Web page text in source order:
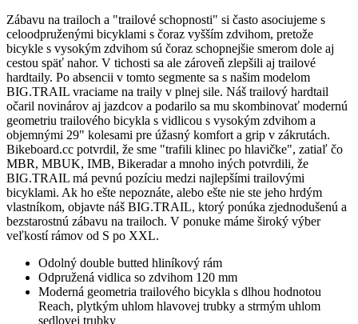
Zábavu na trailoch a "trailové schopnosti" si často asociujeme s
celoodpruženými bicyklami s čoraz vyšším zdvihom, pretože
bicykle s vysokým zdvihom sú čoraz schopnejšie smerom dole aj
cestou späť nahor. V tichosti sa ale zároveň zlepšili aj trailové
hardtaily. Po absencii v tomto segmente sa s našim modelom
BIG.TRAIL vraciame na traily v plnej sile. Náš trailový hardtail
očaril novinárov aj jazdcov a podarilo sa mu skombinovať modernú
geometriu trailového bicykla s vidlicou s vysokým zdvihom a
objemnými 29" kolesami pre úžasný komfort a grip v zákrutách.
Bikeboard.cc potvrdil, že sme "trafili klinec po hlavičke", zatiaľ čo
MBR, MBUK, IMB, Bikeradar a mnoho iných potvrdili, že
BIG.TRAIL má pevnú pozíciu medzi najlepšími trailovými
bicyklami. Ak ho ešte nepoznáte, alebo ešte nie ste jeho hrdým
vlastníkom, objavte náš BIG.TRAIL, ktorý ponúka zjednodušenú a
bezstarostnú zábavu na trailoch. V ponuke máme široký výber
veľkostí rámov od S po XXL.
Odolný double butted hliníkový rám
Odpružená vidlica so zdvihom 120 mm
Moderná geometria trailového bicykla s dlhou hodnotou
Reach, plytkým uhlom hlavovej trubky a strmým uhlom
sedlovej trubky